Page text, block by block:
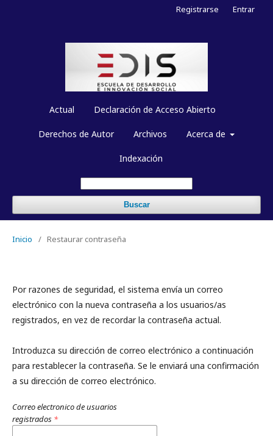
Actual Declaración de Acceso Abierto
Derechos de Autor Archivos Acerca de
Indexación
Buscar
Registrarse Entrar
Inicio / Restaurar contraseña
Por razones de seguridad, el sistema envía un correo
electrónico con la nueva contraseña a los usuarios/as
registrados, en vez de recordar la contraseña actual.
Introduzca su dirección de correo electrónico a continuación
para restablecer la contraseña. Se le enviará una confirmación
a su dirección de correo electrónico.
Correo electronico de usuarios
registrados *